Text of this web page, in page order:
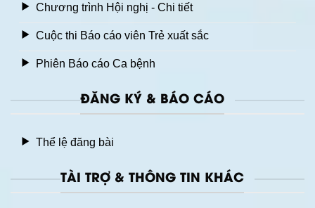
Chương trình Hội nghị - Chi tiết
Cuộc thi Báo cáo viên Trẻ xuất sắc
Phiên Báo cáo Ca bệnh
ĐĂNG KÝ & BÁO CÁO
Thể lệ đăng bài
TÀI TRỢ & THÔNG TIN KHÁC